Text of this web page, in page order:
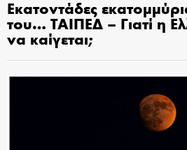
Εκατοντάδες
του… ΤΑΙΠΕΔ – Γιατί η
να καίγεται;